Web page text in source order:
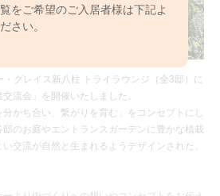
をご希望のご入居者様は下記よ
さい。
グレイス新八柱 トライラウンジ（全3邸）に
流会」を開催いたしました。
かち合い、繋がりを育む」をコンセプトにし
のお庭やエントランスガーデンに豊かな植栽
交流が自然と生まれるようデザインされた、